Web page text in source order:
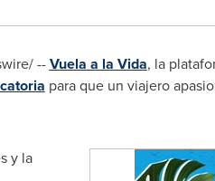
--Vuela a la Vida, la
para que un viajero
y la